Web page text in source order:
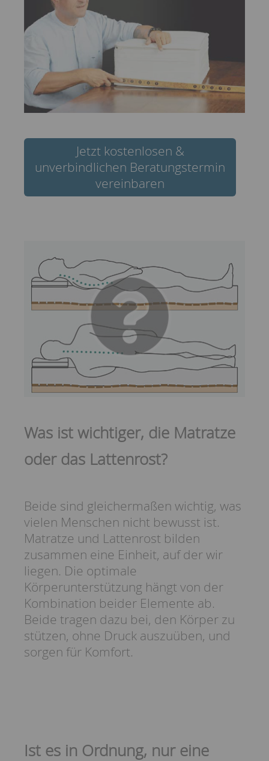
Jetzt kostenlosen &
unverbindlichen Beratungstermin
vereinbaren
Was ist wichtiger, die Matratze
oder das Lattenrost?
Beide sind gleichermaßen wichtig, was
vielen Menschen nicht bewusst ist.
Matratze und Lattenrost bilden
zusammen eine Einheit, auf der wir
liegen. Die optimale
Körperunterstützung hängt von der
Kombination beider Elemente ab.
Beide tragen dazu bei, den Körper zu
stützen, ohne Druck auszuüben, und
sorgen für Komfort.
Ist es in Ordnung, nur eine